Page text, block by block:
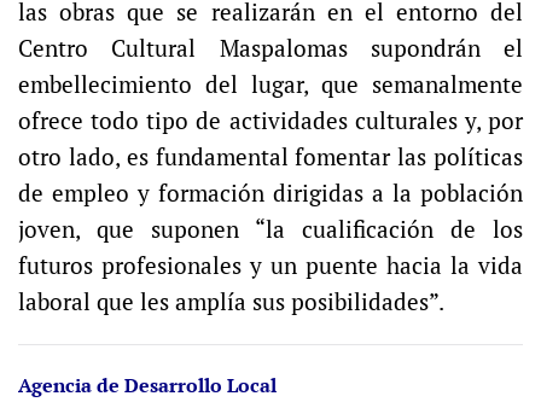
las obras que se realizarán en el entorno del
Centro Cultural Maspalomas supondrán el
embellecimiento del lugar, que semanalmente
ofrece todo tipo de actividades culturales y, por
otro lado, es fundamental fomentar las políticas
de empleo y formación dirigidas a la población
joven, que suponen “la cualificación de los
futuros profesionales y un puente hacia la vida
laboral que les amplía sus posibilidades”.
Agencia de Desarrollo Local